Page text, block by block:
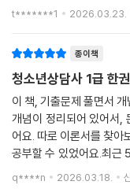
령 바뀐 부분까지 반영된
t*******1 2026.03.23.
종이책
청소년상담사 1급 한
이 책, 기출문제 풀면서
개념이 정리되어 있어서,
어요. 따로 이론서를 찾아
공부할 수 있었어요.최근
파악하는 데 도움이 많이
는지 명확
q****n 2026.03.18.